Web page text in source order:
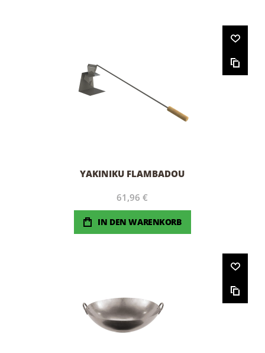
YAKINIKU FLAMBADOU
61,96 €
IN DEN WARENKORB